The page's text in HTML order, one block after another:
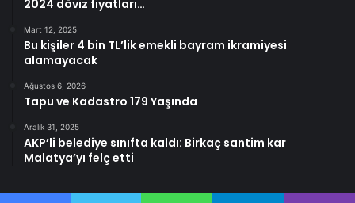
2024 döviz fiyatları…
Mart 12, 2025
Bu kişiler 4 bin TL’lik emekli bayram ikramiyesi
alamayacak
Ağustos 6, 2026
Tapu ve Kadastro 179 Yaşında
Aralık 31, 2025
AKP’li belediye sınıfta kaldı: Birkaç santim kar
Malatya’yı felç etti